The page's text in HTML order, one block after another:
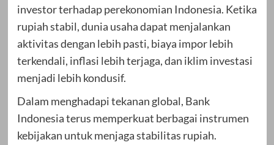
investor terhadap perekonomian Indonesia. Ketika
rupiah stabil, dunia usaha dapat menjalankan
aktivitas dengan lebih pasti, biaya impor lebih
terkendali, inflasi lebih terjaga, dan iklim investasi
menjadi lebih kondusif.
Dalam menghadapi tekanan global, Bank
Indonesia terus memperkuat berbagai instrumen
kebijakan untuk menjaga stabilitas rupiah.